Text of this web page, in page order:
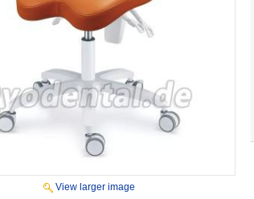
View larger image